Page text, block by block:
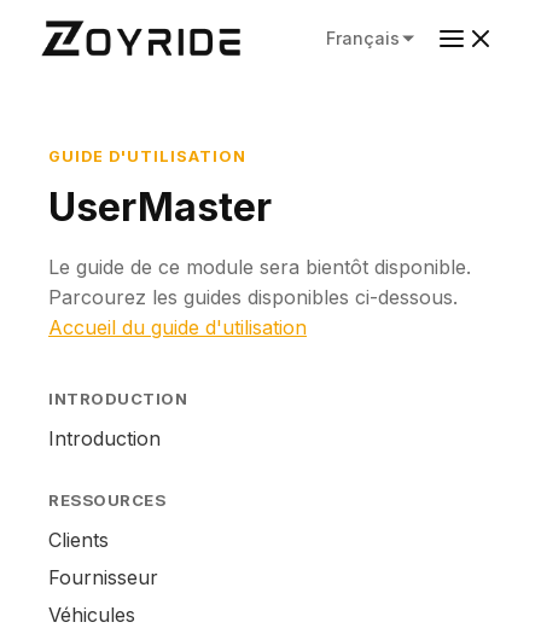
Français
GUIDE D'UTILISATION
UserMaster
Le guide de ce module sera bientôt disponible.
Parcourez les guides disponibles ci-dessous.
Accueil du guide d'utilisation
INTRODUCTION
Introduction
RESSOURCES
Clients
Fournisseur
Véhicules